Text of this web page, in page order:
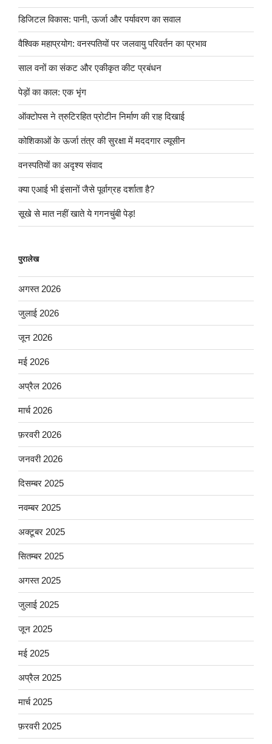
डिजिटल विकास: पानी, ऊर्जा और पर्यावरण का सवाल
वैश्विक महाप्रयोग: वनस्पतियों पर जलवायु परिवर्तन का प्रभाव
साल वनों का संकट और एकीकृत कीट प्रबंधन
पेड़ों का काल: एक भृंग
ऑक्टोपस ने त्रुटिरहित प्रोटीन निर्माण की राह दिखाई
कोशिकाओं के ऊर्जा तंत्र की सुरक्षा में मददगार ल्यूसीन
वनस्पतियों का अदृश्य संवाद
क्या एआई भी इंसानों जैसे पूर्वाग्रह दर्शाता है?
सूखे से मात नहीं खाते ये गगनचुंबी पेड़!
पुरालेख
अगस्त 2026
जुलाई 2026
जून 2026
मई 2026
अप्रैल 2026
मार्च 2026
फ़रवरी 2026
जनवरी 2026
दिसम्बर 2025
नवम्बर 2025
अक्टूबर 2025
सितम्बर 2025
अगस्त 2025
जुलाई 2025
जून 2025
मई 2025
अप्रैल 2025
मार्च 2025
फ़रवरी 2025